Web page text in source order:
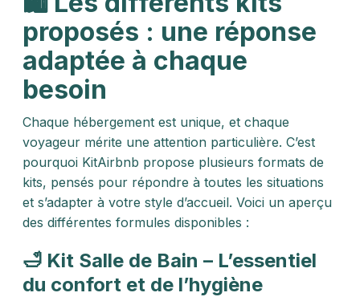
proposés : une réponse
adaptée à chaque
besoin
Chaque hébergement est unique, et chaque
voyageur mérite une attention particulière. C’est
pourquoi KitAirbnb propose plusieurs formats de
kits, pensés pour répondre à toutes les situations
et s’adapter à votre style d’accueil. Voici un aperçu
des différentes formules disponibles :
🛁 Kit Salle de Bain – L’essentiel
du confort et de l’hygiène